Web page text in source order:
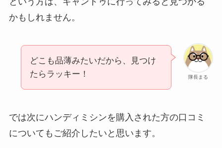
かもしれません。
隊長まる
どこも品薄みたいだから、見つけ
たらラッキー！
では次にハンディミシンを購入された方の口コミ
についてもご紹介したいと思います。